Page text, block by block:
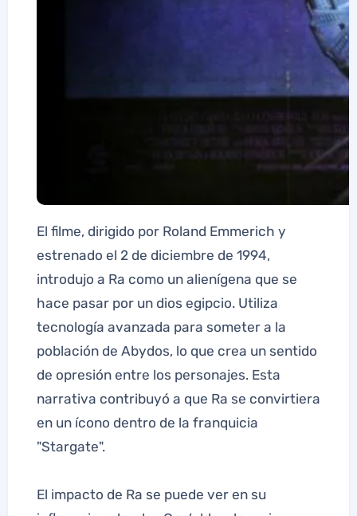
El filme, dirigido por Roland Emmerich y
estrenado el 2 de diciembre de 1994,
introdujo a Ra como un alienígena que se
hace pasar por un dios egipcio. Utiliza
tecnología avanzada para someter a la
población de Abydos, lo que crea un sentido
de opresión entre los personajes. Esta
narrativa contribuyó a que Ra se convirtiera
en un ícono dentro de la franquicia
"Stargate".
El impacto de Ra se puede ver en su